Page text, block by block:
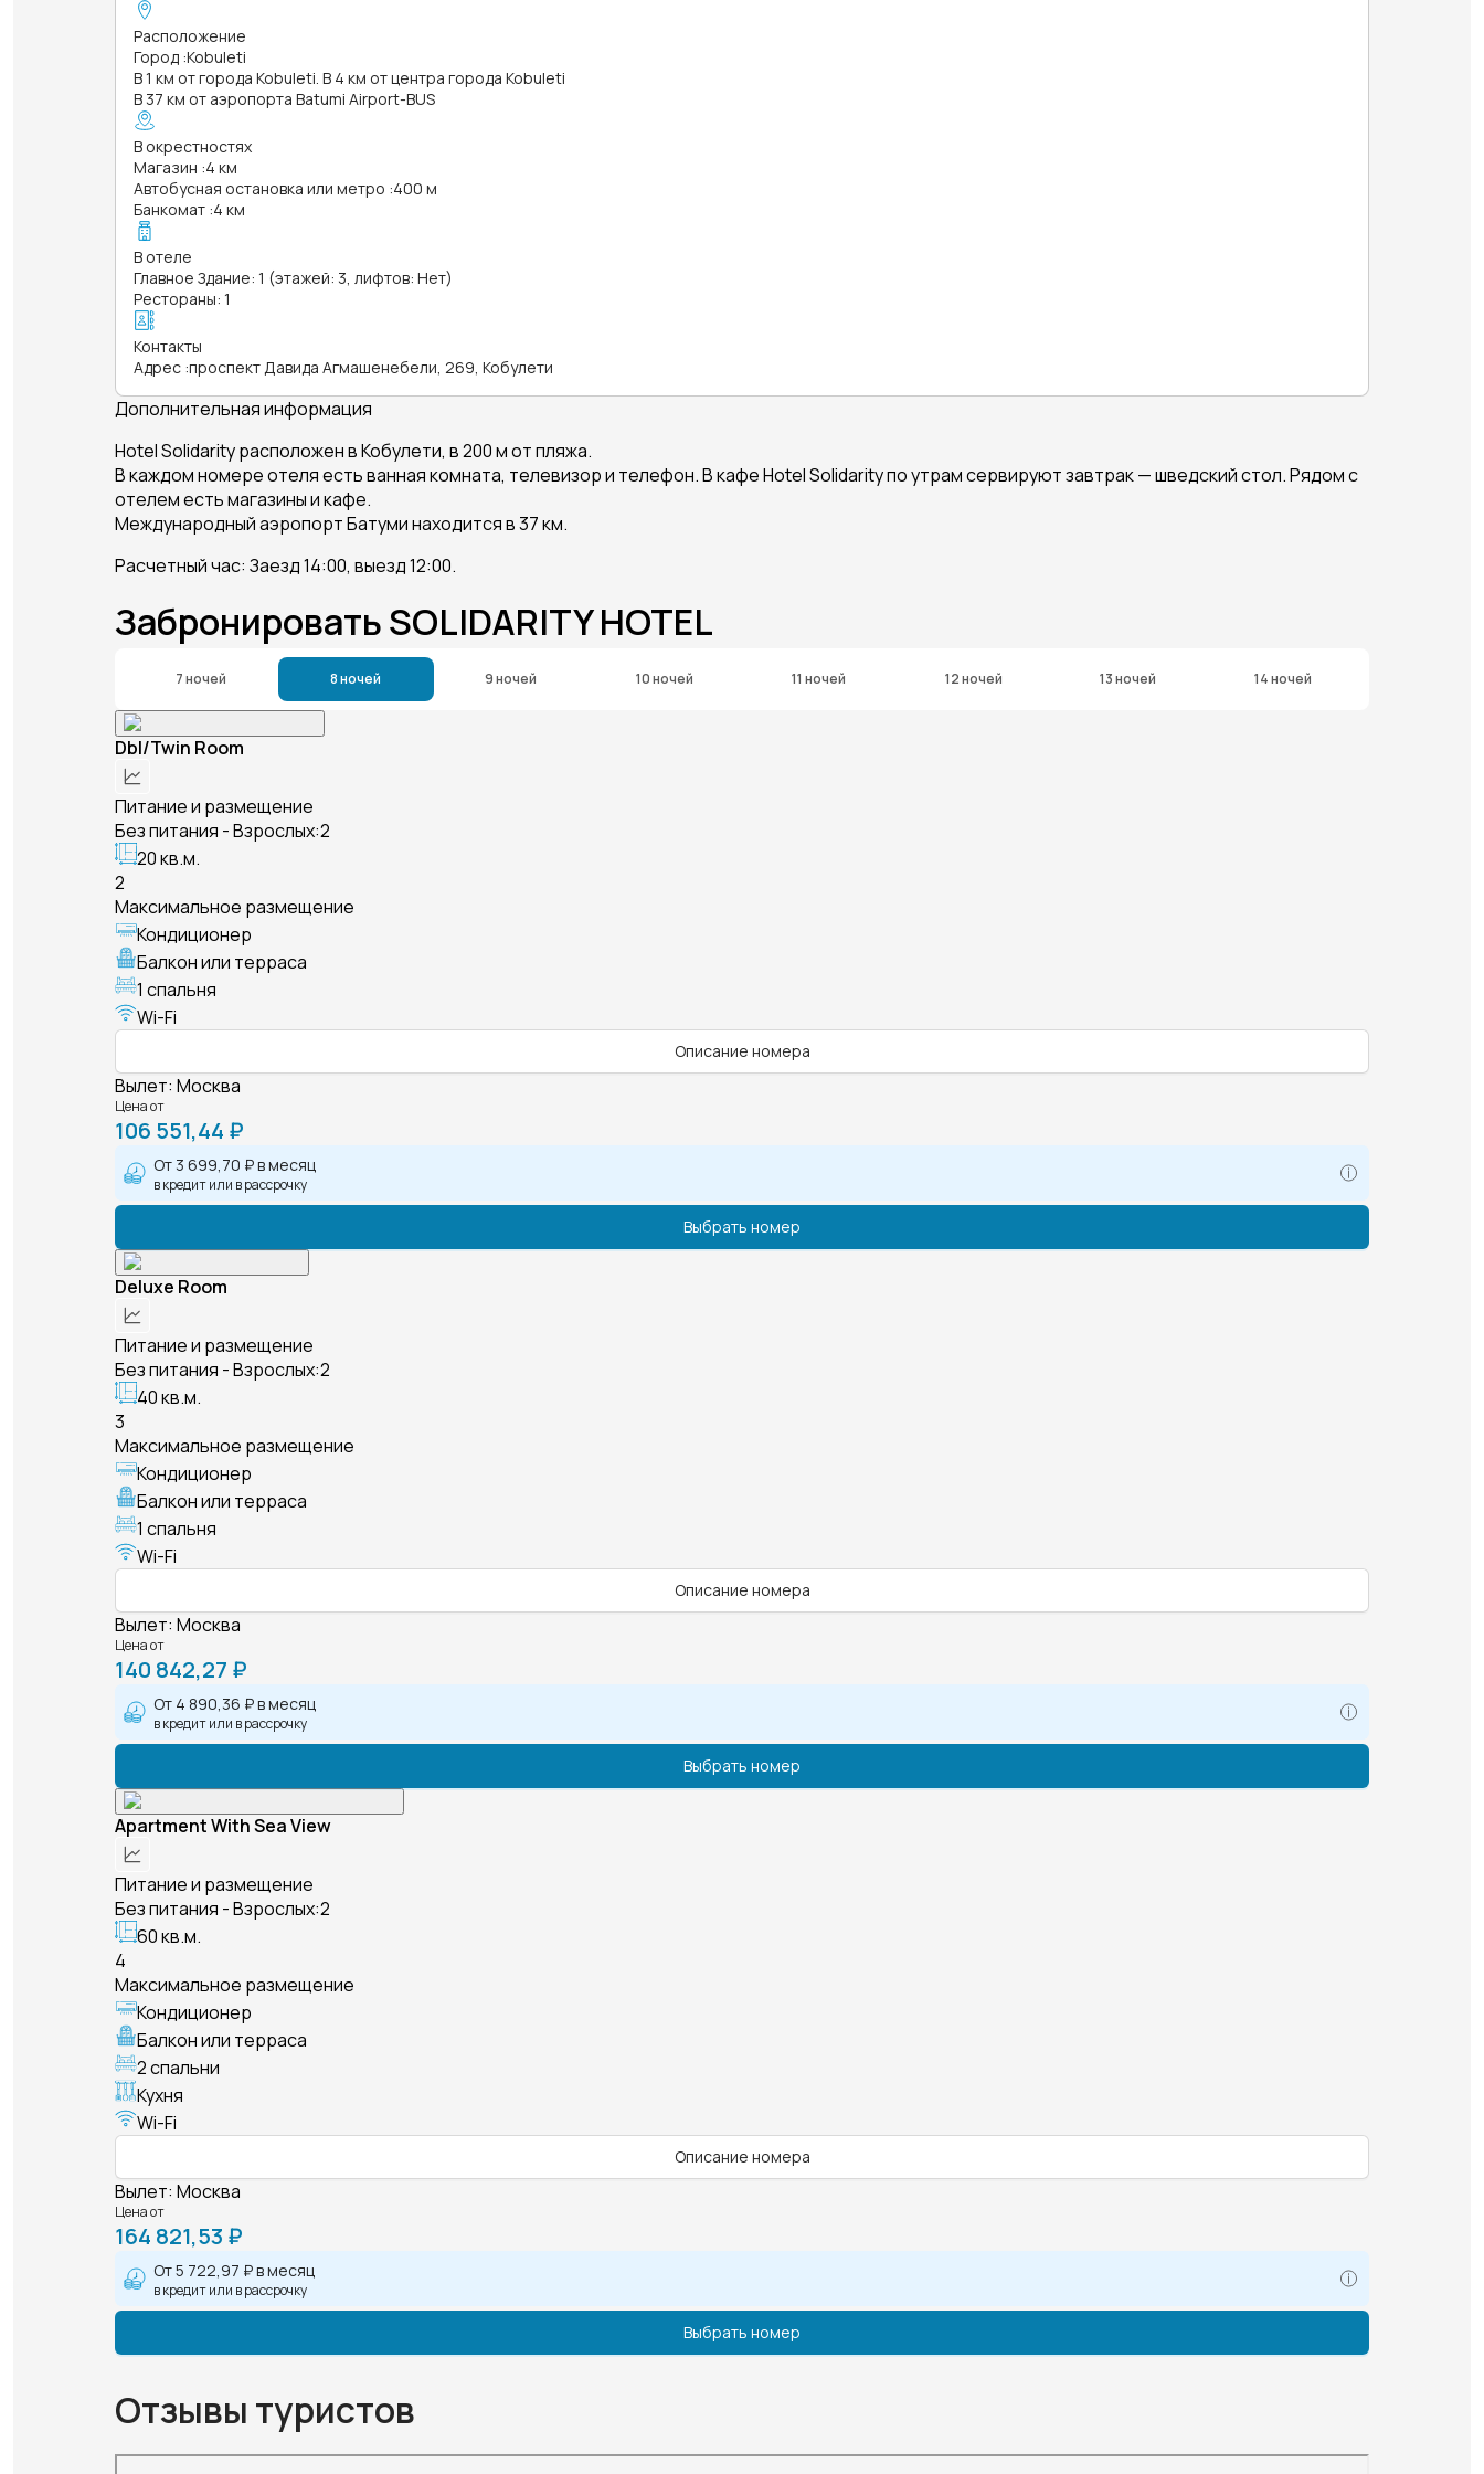
Расположение
Город :Kobuleti
В 1 км от города Kobuleti. В 4 км от центра города Kobuleti
В 37 км от аэропорта Batumi Airport-BUS
В окрестностях
Магазин :4 км
Автобусная остановка или метро :400 м
Банкомат :4 км
В отеле
Главное Здание: 1 (этажей: 3, лифтов: Нет)
Рестораны: 1
Контакты
Адрес :проспект Давида Агмашенебели, 269, Кобулети
Дополнительная информация
Hotel Solidarity расположен в Кобулети, в 200 м от пляжа.
В каждом номере отеля есть ванная комната, телевизор и телефон. В кафе Hotel Solidarity по утрам сервируют завтрак — шведский стол. Рядом с
отелем есть магазины и кафе.
Международный аэропорт Батуми находится в 37 км.
Расчетный час: Заезд 14:00, выезд 12:00.
Забронировать SOLIDARITY HOTEL
7 ночей 8 ночей 9 ночей 10 ночей 11 ночей 12 ночей 13 ночей 14 ночей
Dbl/Twin Room
Питание и размещение
Без питания - Взрослых:2
20 кв.м.
2
Максимальное размещение
Кондиционер
Балкон или терраса
1 спальня
Wi-Fi
Описание номера
Вылет: Москва
Цена от
106 551,44 ₽
От 3 699,70 ₽в месяц
в кредит или в рассрочку
Выбрать номер
Deluxe Room
Питание и размещение
Без питания - Взрослых:2
40 кв.м.
3
Максимальное размещение
Кондиционер
Балкон или терраса
1 спальня
Wi-Fi
Описание номера
Вылет: Москва
Цена от
140 842,27 ₽
От 4 890,36 ₽в месяц
в кредит или в рассрочку
Выбрать номер
Apartment With Sea View
Питание и размещение
Без питания - Взрослых:2
60 кв.м.
4
Максимальное размещение
Кондиционер
Балкон или терраса
2 спальни
Кухня
Wi-Fi
Описание номера
Вылет: Москва
Цена от
164 821,53 ₽
От5 722,97 ₽в месяц
в кредит или в рассрочку
Выбрать номер
Отзывы туристов